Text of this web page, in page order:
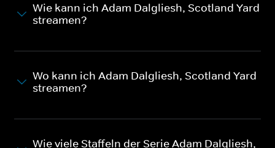
Wie kann ich Adam Dalgliesh, Scotland Yard
streamen?
Wo kann ich Adam Dalgliesh, Scotland Yard
streamen?
Wie viele Staffeln der Serie Adam Dalgliesh,